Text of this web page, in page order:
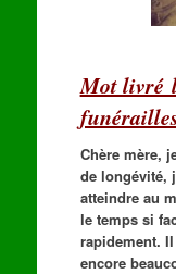
Mot livré
Chère mère,
de longévité,
atteindre au
le temps si
rapidement.
encore